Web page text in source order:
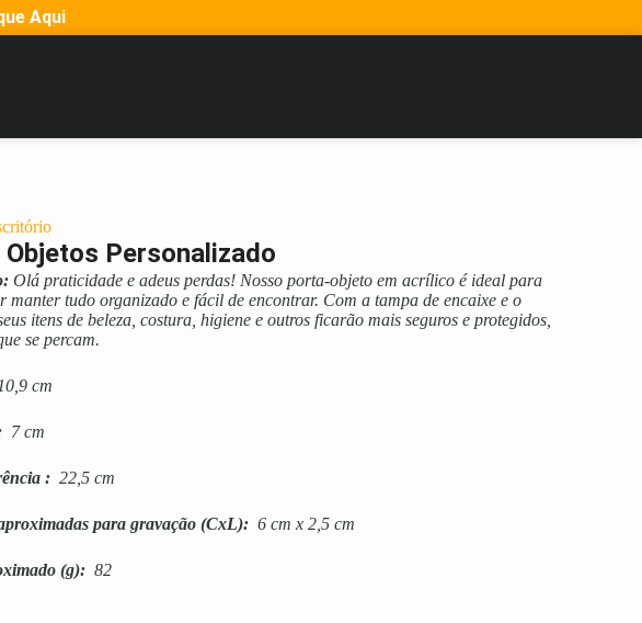
Aqui
Personalizado
Olá praticidade e adeus perdas! Nosso porta-objeto em acrílico é ideal para
manter tudo organizado e fácil de encontrar. Com a tampa de encaixe e o
itens de beleza, costura, higiene e outros ficarão mais seguros e protegidos,
se percam.
cm
7 cm
: 22,5 cm
para gravação (CxL): 6 cm x 2,5 cm
(g): 82